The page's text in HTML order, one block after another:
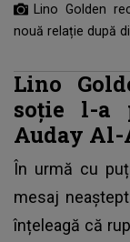
Lino Golden
nouă relație după
Lino
soție l-a
Auday Al-
În urmă cu
mesaj
înțeleagă că